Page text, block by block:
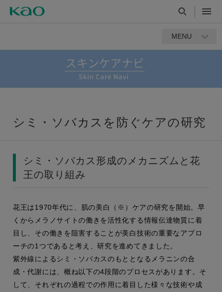
MENU
シミ・ソバカスを防ぐケアの研究
シミ・ソバカス形成のメカニズムと花
王の取り組み
花王は1970年代に、肌の美白（※）ケアの研究を開始。早
くからメラノサイトの働きを活性化する情報伝達物質に着
目し、その働きを阻害することが美白技術の重要なアプロ
ーチの1つであると考え、研究を進めてきました。
紫外線によるシミ・ソバカスのもととなるメラニンの合
成・代謝には、概ね以下の4段階のプロセスがあります。そ
して、それぞれの過程での作用に着目した様々な技術や成